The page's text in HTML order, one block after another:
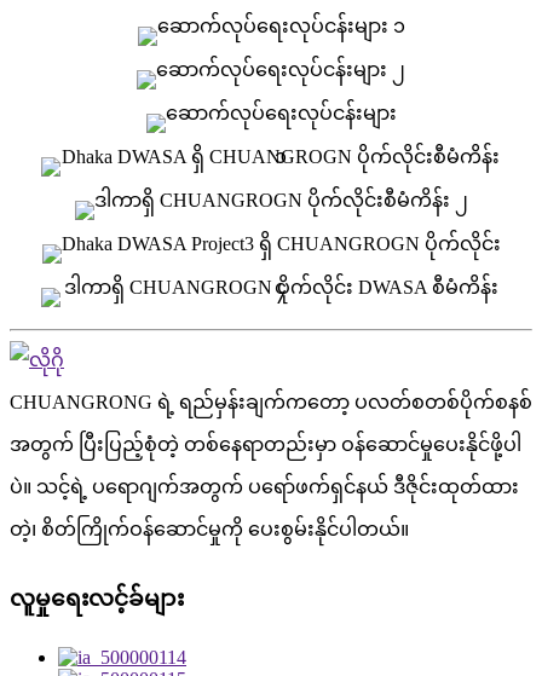
CHUANGRONG ရဲ့ ရည်မှန်းချက်ကတော့ ပလတ်စတစ်ပိုက်စနစ်
အတွက် ပြီးပြည့်စုံတဲ့ တစ်နေရာတည်းမှာ ဝန်ဆောင်မှုပေးနိုင်ဖို့ပါ
ပဲ။ သင့်ရဲ့ ပရောဂျက်အတွက် ပရော်ဖက်ရှင်နယ် ဒီဇိုင်းထုတ်ထား
တဲ့၊ စိတ်ကြိုက်ဝန်ဆောင်မှုကို ပေးစွမ်းနိုင်ပါတယ်။
လူမှုရေးလင့်ခ်များ